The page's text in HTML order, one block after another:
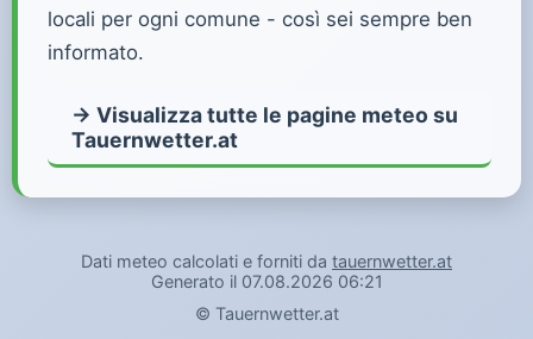
locali per ogni comune - così sei sempre ben
informato.
→ Visualizza tutte le pagine meteo su
Tauernwetter.at
Dati meteo calcolati e forniti da tauernwetter.at
Generato il 07.08.2026 06:21
© Tauernwetter.at